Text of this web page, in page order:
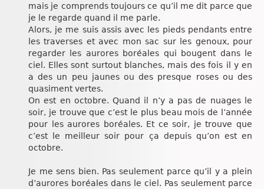
mais je comprends toujours ce qu’il me dit parce que
je le regarde quand il me parle.
Alors, je me suis assis avec les pieds pendants entre
les traverses et avec mon sac sur les genoux, pour
regarder les aurores boréales qui bougent dans le
ciel. Elles sont surtout blanches, mais des fois il y en
a des un peu jaunes ou des presque roses ou des
quasiment vertes.
On est en octobre. Quand il n’y a pas de nuages le
soir, je trouve que c’est le plus beau mois de l’année
pour les aurores boréales. Et ce soir, je trouve que
c’est le meilleur soir pour ça depuis qu’on est en
octobre.
Je me sens bien. Pas seulement parce qu’il y a plein
d’aurores boréales dans le ciel. Pas seulement parce